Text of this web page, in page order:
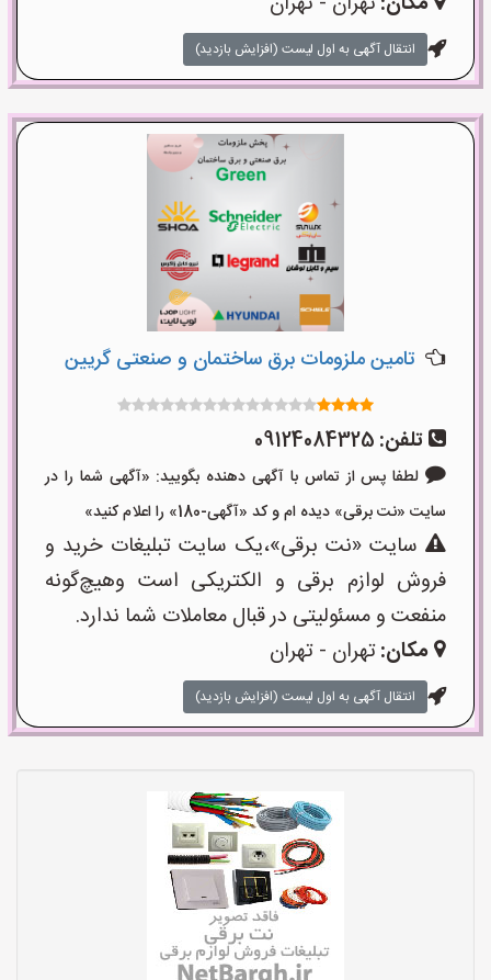
انتقال آگهی به اول لیست (افزایش بازدید)
تامین ملزومات برق ساختمان و صنعتی گریین
تلفن: 09124084325
لطفا پس از تماس با آگهی دهنده بگویید: «آگهی شما را در
سایت «نت برقی» دیده ام و کد «آگهی-180» را اعلام کنید»
سایت «نت برقی»،یک سایت تبلیغات خرید و
فروش لوازم برقی و الکتریکی است وهیچ‌گونه
منفعت و مسئولیتی در قبال معاملات شما ندارد.
مکان:تهران - تهران
انتقال آگهی به اول لیست (افزایش بازدید)